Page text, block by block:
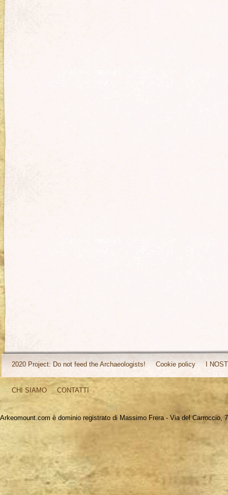
2020 Project: Do not feed the Archaeologists! Cookie policy I
CHI SIAMO CONTATTI
Arkeomount.com è dominio registrato di Massimo Frera - Via del